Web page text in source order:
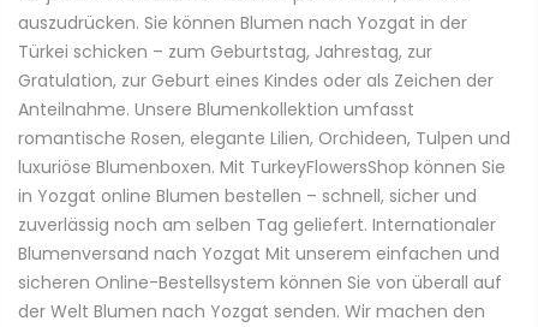
auszudrücken. Sie können Blumen nach Yozgat in der
Türkei schicken – zum Geburtstag, Jahrestag, zur
Gratulation, zur Geburt eines Kindes oder als Zeichen der
Anteilnahme. Unsere Blumenkollektion umfasst
romantische Rosen, elegante Lilien, Orchideen, Tulpen und
luxuriöse Blumenboxen. Mit TurkeyFlowersShop können Sie
in Yozgat online Blumen bestellen – schnell, sicher und
zuverlässig noch am selben Tag geliefert. Internationaler
Blumenversand nach Yozgat Mit unserem einfachen und
sicheren Online-Bestellsystem können Sie von überall auf
der Welt Blumen nach Yozgat senden. Wir machen den